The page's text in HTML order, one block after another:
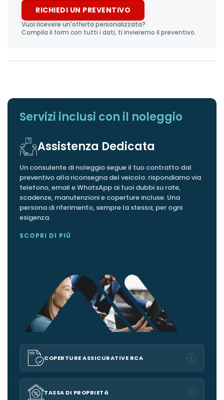
RICHIEDI UN PREVENTIVO
Vuoi ricevere un'offerta personalizzata?
Compila il form con tutti i dati, ti invieremo il preventivo.
CHILOMETRI INCLUSI
DURATA
PNEUMATICI AGGIUNTIVI
VEICOLO SOSTITUTIVO
Servizi inclusi con il noleggio
Assistenza Dedicata
Un consulente di noleggio segue il tuo contratto dal
preventivo alla riconsegna del veicolo: rispondiamo via
telefono, email e WhatsApp ai tuoi dubbi su rate,
scadenze, manutenzioni e coperture incluse. Una
persona di riferimento, sempre la stessa, per ogni
esigenza.
SCOPRI DI PIÙ
COPERTURE ASSICURATIVE RCA
TASSA DI PROPRIETà